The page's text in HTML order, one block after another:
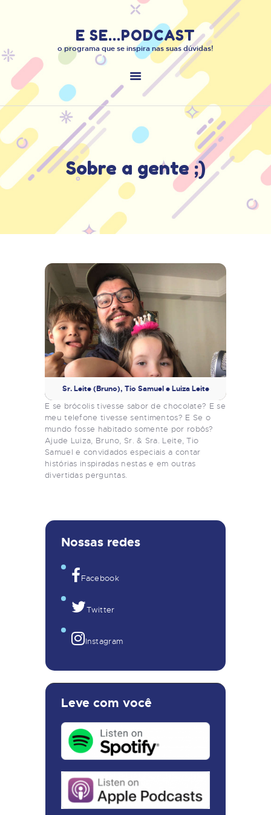
E SE...PODCAST
o programa que se inspira nas suas dúvidas!
Sobre a gente ;)
E SE...PODCAST
o programa que se inspira nas suas dúvidas!
INÍCIO
SOBRE O PODCAST
MANDE O SEU “E …
SE”
ENTRE EM
CONTATO:
Sr. Leite (Bruno), Tio Samuel e Luiza Leite
E se brócolis tivesse sabor de chocolate? E se
meu telefone tivesse sentimentos? E Se o
mundo fosse habitado somente por robôs?
Ajude Luiza, Bruno, Sr. & Sra. Leite, Tio
Samuel e convidados especiais a contar
histórias inspiradas nestas e em outras
divertidas perguntas.
Nossas redes
Facebook
Twitter
Instagram
Leve com você